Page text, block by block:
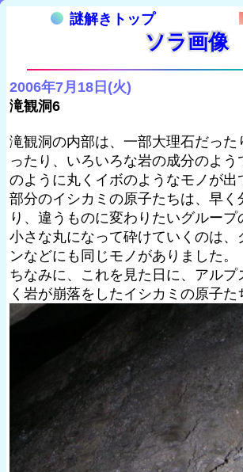
謎解きトップ
ソラ画像
2006年7月18日(火)
滝観洞6
滝観洞の内部は、一部大理石だった
ったり、いろいろな岩の成分のよう
のように丸くイボのようなモノが出
部分のイシカミの原子たちは、早く
り、違うものに変わりたいグループ
小さな丸になって砕けていくのは、
ンなどにも同じモノがありました。
ちなみに、これを見た日に、アルプ
く岩が崩落をしたイシカミの原子た